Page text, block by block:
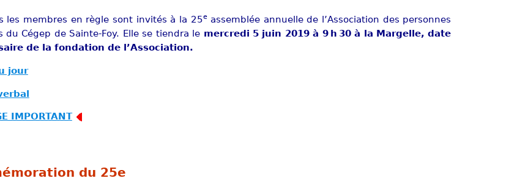
les membres en règle sont invités à la 25eassemblée annuelle de l’Association des personnes
du Cégep de Sainte-Foy. Elle se tiendra le mercredi 5 juin 2019 à 9 h 30 à la Margelle, date
de la fondation de l’Association.
jour
IMPORTANT
du 25e